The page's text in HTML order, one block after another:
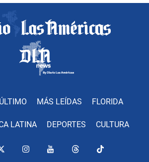
MÁS LEÍDAS FLORIDA
LATINA DEPORTES CULTURA